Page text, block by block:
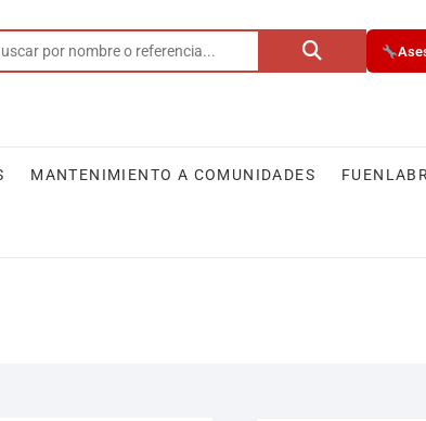
Buscar
MANTENIMIENTO A COMUNIDADES